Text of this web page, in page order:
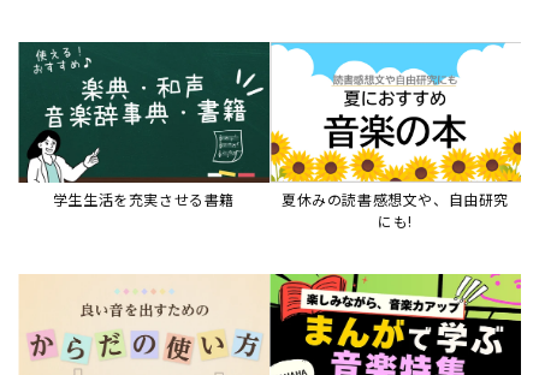
学生生活を充実させる書籍
夏休みの読書感想文や、自由研究
にも!